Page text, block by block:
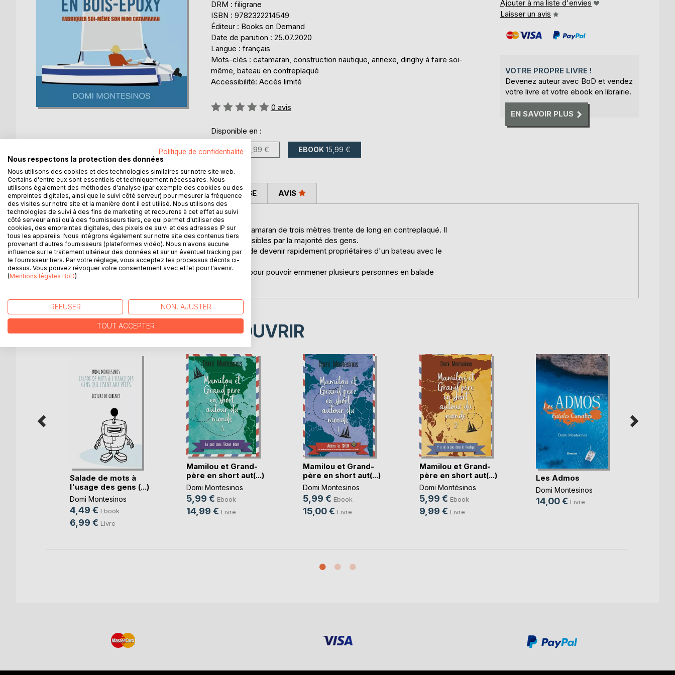
DRM : filigrane
ISBN : 9782322214549
Éditeur : Books on Demand
Date de parution : 25.07.2020
Langue : français
Mots-clés : catamaran, construction nautique, annexe, dinghy à faire soi-
même, bateau en contreplaqué
Accessibilité: Accès limité
Évaluation:
0 avis
Disponible en :
LIVRE 19,99 € EBOOK 15,99 €
Ajouter à ma liste d'envies
Laisser un avis
VOTRE PROPRE LIVRE !
Devenez auteur avec BoD et vendez
votre livre et votre ebook en librairie.
EN SAVOIR PLUS
DESCRIPTION
Plans et photos fournis en annexe.
Ce guide explique comment construire simplement un catamaran de trois mètres trente de long en contreplaqué. Il
comprend essentiellement des termes usuels compréhensibles par la majorité des gens.
Il s'adresse, en priorité, à des bricoleurs avertis désireux de devenir rapidement propriétaires d'un bateau avec le
bonheur de l'avoir réalisé de leurs mains.
Cette embarcation réunit toutes les qualités nécessaires pour pouvoir emmener plusieurs personnes en balade
AUTEUR(S) CRITIQUES PRESSE AVIS
D’AUTRES TITRES À DÉCOUVRIR
Salade de mots à
l'usage des gens (...)
Domi Montesinos
4,49 € Ebook
6,99 € Livre
Mamilou et Grand-
père en short aut(...)
Domi Montesinos
5,99 € Ebook
14,99 € Livre
Mamilou et Grand-
père en short aut(...)
Domi Montesinos
5,99 € Ebook
15,00 € Livre
Mamilou et Grand-
père en short aut(...)
Domi Montésinos
5,99 € Ebook
9,99 € Livre
Les Admos
Domi Montesinos
14,00 € Livre
Politique de confidentialité
Nous respectons la protection des données
Nous utilisons des cookies et des technologies similaires sur notre site web.
Certains d'entre eux sont essentiels et techniquement nécessaires. Nous
utilisons également des méthodes d'analyse (par exemple des cookies ou des
empreintes digitales, ainsi que le suivi côté serveur) pour mesurer la fréquence
des visites sur notre site et la manière dont il est utilisé. Nous utilisons des
technologies de suivi à des fins de marketing et recourons à cet effet au suivi
côté serveur ainsi qu'à des fournisseurs tiers, ce qui permet d'utiliser des
cookies, des empreintes digitales, des pixels de suivi et des adresses IP sur
tous les appareils. Nous intégrons également sur notre site des contenus tiers
provenant d'autres fournisseurs (plateformes vidéo). Nous n'avons aucune
influence sur le traitement ultérieur des données et sur un éventuel tracking par
le fournisseur tiers. Par votre réglage, vous acceptez les processus décrits ci-
dessus. Vous pouvez révoquer votre consentement avec effet pour l'avenir.
(Mentions légales BoD)
REFUSER NON, AJUSTER
TOUT ACCEPTER